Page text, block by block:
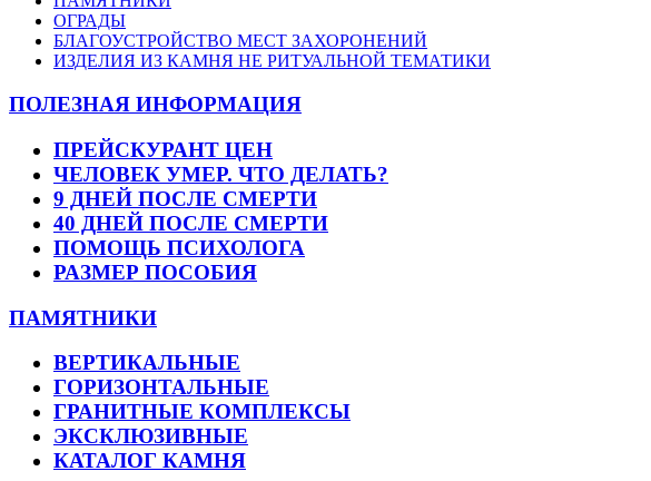
ОГРАДЫ
БЛАГОУСТРОЙСТВО МЕСТ ЗАХОРОНЕНИЙ
ИЗДЕЛИЯ ИЗ КАМНЯ НЕ РИТУАЛЬНОЙ ТЕМАТИКИ
ПОЛЕЗНАЯ ИНФОРМАЦИЯ
ПРЕЙСКУРАНТ ЦЕН
ЧЕЛОВЕК УМЕР. ЧТО ДЕЛАТЬ?
9 ДНЕЙ ПОСЛЕ СМЕРТИ
40 ДНЕЙ ПОСЛЕ СМЕРТИ
ПОМОЩЬ ПСИХОЛОГА
РАЗМЕР ПОСОБИЯ
ПАМЯТНИКИ
ВЕРТИКАЛЬНЫЕ
ГОРИЗОНТАЛЬНЫЕ
ГРАНИТНЫЕ КОМПЛЕКСЫ
ЭКСКЛЮЗИВНЫЕ
КАТАЛОГ КАМНЯ